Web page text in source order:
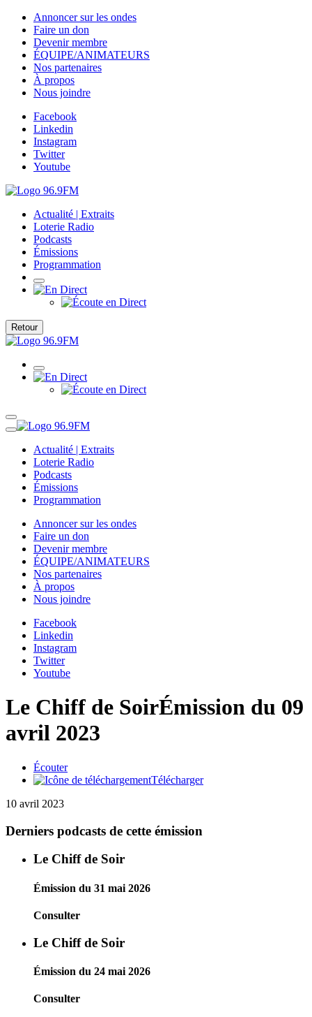
Annoncer sur les ondes
Faire un don
Devenir membre
ÉQUIPE/ANIMATEURS
Nos partenaires
À propos
Nous joindre
Facebook
Linkedin
Instagram
Twitter
Youtube
Actualité | Extraits
Loterie Radio
Podcasts
Émissions
Programmation
Retour
Actualité | Extraits
Loterie Radio
Podcasts
Émissions
Programmation
Annoncer sur les ondes
Faire un don
Devenir membre
ÉQUIPE/ANIMATEURS
Nos partenaires
À propos
Nous joindre
Facebook
Linkedin
Instagram
Twitter
Youtube
Le Chiff de SoirÉmission du 09
avril 2023
Écouter
Télécharger
10 avril 2023
Derniers podcasts de cette émission
Le Chiff de Soir
Émission du 31 mai 2026
Consulter
Le Chiff de Soir
Émission du 24 mai 2026
Consulter